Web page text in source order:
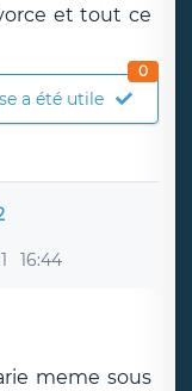
et tout ce
a été utile
0
16:44
meme sous